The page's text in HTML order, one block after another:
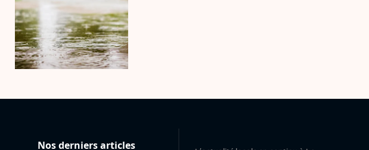
Nos derniers articles